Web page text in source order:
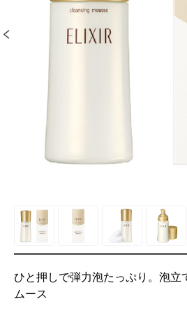
ひと押しで弾力泡たっぷり。泡立
ムース